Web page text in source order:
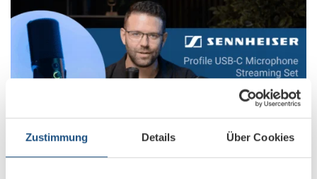
Zustimmung Details Über Cookies